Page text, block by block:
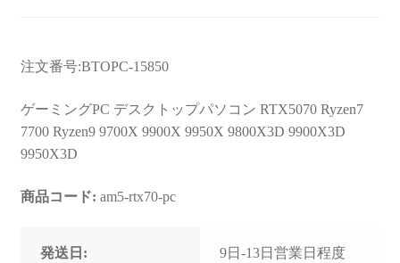
注文番号:BTOPC-15850
ゲーミングPC デスクトップパソコン RTX5070 Ryzen7
7700 Ryzen9 9700X 9900X 9950X 9800X3D 9900X3D
9950X3D
商品コード: am5-rtx70-pc
発送日:
9日-13日営業日程度